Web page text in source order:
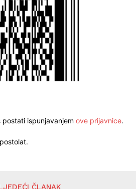
ispunjavanjem ove prijavnice.
ČLANAK